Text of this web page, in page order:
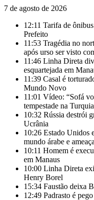
7 de agosto de 2026
12:11 Tarifa de
Prefeito
11:53 Tragédia no
após urso ser visto
11:46 Linha Direta
esquartejada em
11:39 Casal é
Mundo Novo
11:01 Vídeo: “Sofá
tempestade na Turquia
10:32 Rússia destrói
Ucrânia
10:26 Estado Unidos
mundo árabe e
10:11 Homem é
em Manaus
10:00 Linha Direta
Henry Borel
15:34 Faustão deixa
12:49 Padrasto é